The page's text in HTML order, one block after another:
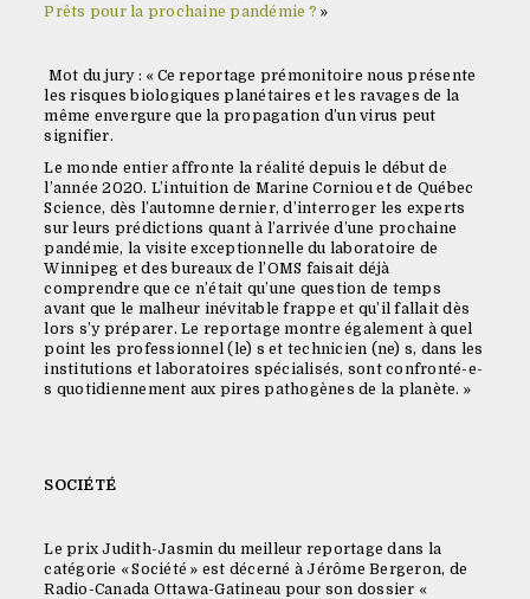
Prêts pour la prochaine pandémie ? »
Mot du jury : « Ce reportage prémonitoire nous présente
les risques biologiques planétaires et les ravages de la
même envergure que la propagation d’un virus peut
signifier.
Le monde entier affronte la réalité depuis le début de
l’année 2020. L’intuition de Marine Corniou et de Québec
Science, dès l’automne dernier, d’interroger les experts
sur leurs prédictions quant à l’arrivée d’une prochaine
pandémie, la visite exceptionnelle du laboratoire de
Winnipeg et des bureaux de l’OMS faisait déjà
comprendre que ce n’était qu’une question de temps
avant que le malheur inévitable frappe et qu’il fallait dès
lors s’y préparer. Le reportage montre également à quel
point les professionnel (le) s et technicien (ne) s, dans les
institutions et laboratoires spécialisés, sont confronté-e-
s quotidiennement aux pires pathogènes de la planète. »
SOCIÉTÉ
Le prix Judith-Jasmin du meilleur reportage dans la
catégorie « Société » est décerné à Jérôme Bergeron, de
Radio-Canada Ottawa-Gatineau pour son dossier «